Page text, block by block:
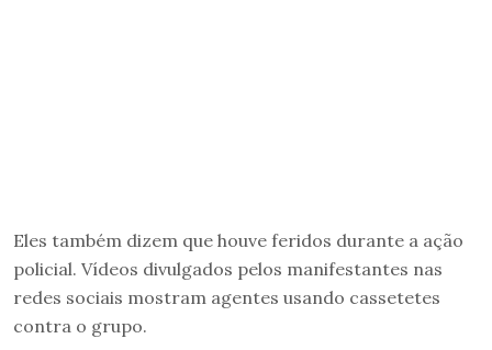
Eles também dizem que houve feridos durante a ação
policial. Vídeos divulgados pelos manifestantes nas
redes sociais mostram agentes usando cassetetes
contra o grupo.